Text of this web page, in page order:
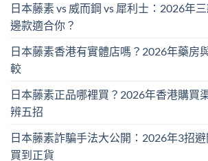
日本藤素 vs 威而鋼 vs 犀利士：2026年
邊款適合你？
日本藤素香港有實體店嗎？2026年藥房
較
日本藤素正品哪裡買？2026年香港購買
辨五招
日本藤素詐騙手法大公開：2026年3招
買到正貨